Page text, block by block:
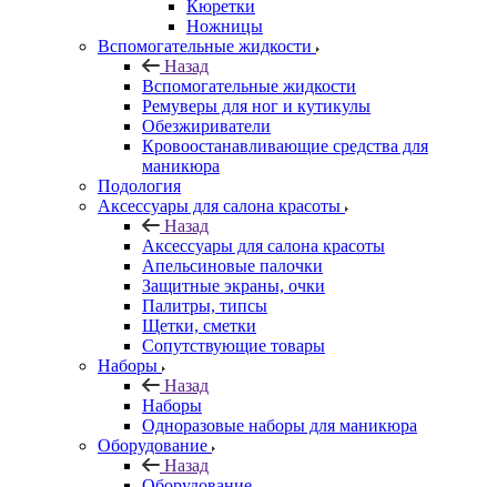
Кюретки
Ножницы
Вспомогательные жидкости
Назад
Вспомогательные жидкости
Ремуверы для ног и кутикулы
Обезжириватели
Кровоостанавливающие средства для
маникюра
Подология
Аксессуары для салона красоты
Назад
Аксессуары для салона красоты
Апельсиновые палочки
Защитные экраны, очки
Палитры, типсы
Щетки, сметки
Сопутствующие товары
Наборы
Назад
Наборы
Одноразовые наборы для маникюра
Оборудование
Назад